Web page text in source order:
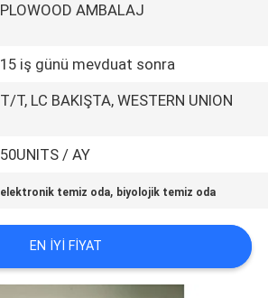
PLOWOOD AMBALAJ
15 iş günü mevduat sonra
T/T, LC BAKIŞTA, WESTERN UNION
50UNITS / AY
elektronik temiz oda, biyolojik temiz oda
EN IYI FIYAT